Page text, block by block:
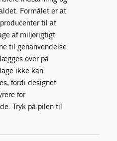
Formålet er at
til at
af miljørigtigt
til genanvendelse
over på
ikke kan
fordi designet
for
Tryk på pilen til